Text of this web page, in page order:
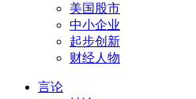
美国股市
中小企业
起步创新
财经人物
言论